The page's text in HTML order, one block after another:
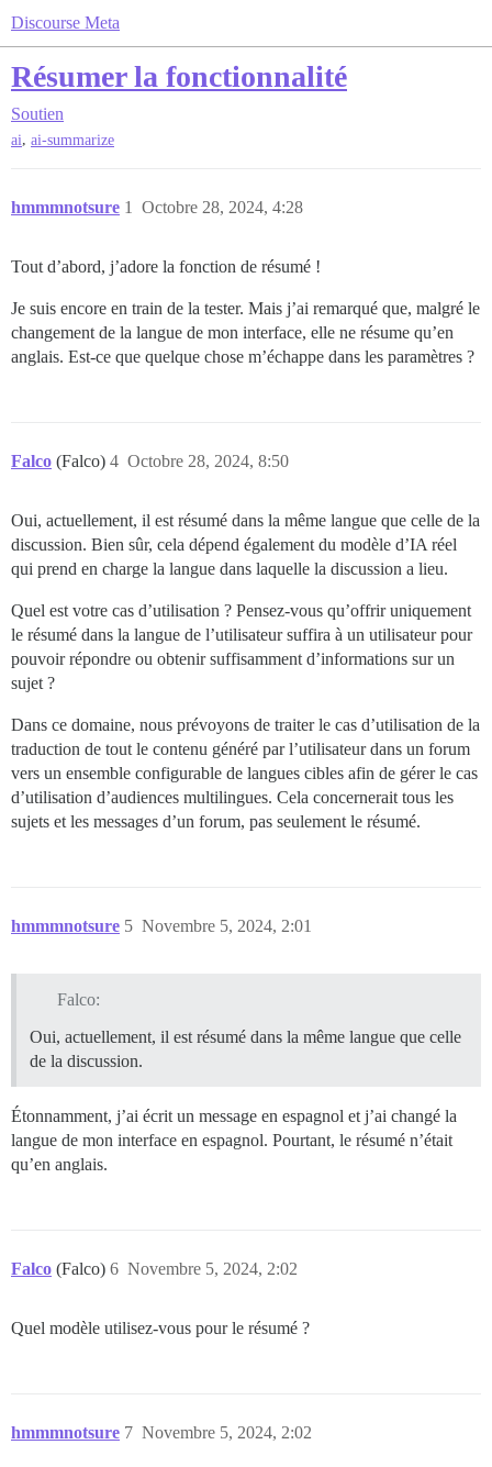
Discourse Meta
Résumer la fonctionnalité
Soutien
ai, ai-summarize
hmmmnotsure Octobre 28, 2024, 4:28
1
Tout d’abord, j’adore la fonction de résumé !
Je suis encore en train de la tester. Mais j’ai remarqué que, malgré le
changement de la langue de mon interface, elle ne résume qu’en
anglais. Est-ce que quelque chose m’échappe dans les paramètres ?
Falco (Falco) Octobre 28, 2024, 8:50
4
Oui, actuellement, il est résumé dans la même langue que celle de la
discussion. Bien sûr, cela dépend également du modèle d’IA réel
qui prend en charge la langue dans laquelle la discussion a lieu.
Quel est votre cas d’utilisation ? Pensez-vous qu’offrir uniquement
le résumé dans la langue de l’utilisateur suffira à un utilisateur pour
pouvoir répondre ou obtenir suffisamment d’informations sur un
sujet ?
Dans ce domaine, nous prévoyons de traiter le cas d’utilisation de la
traduction de tout le contenu généré par l’utilisateur dans un forum
vers un ensemble configurable de langues cibles afin de gérer le cas
d’utilisation d’audiences multilingues. Cela concernerait tous les
sujets et les messages d’un forum, pas seulement le résumé.
hmmmnotsure Novembre 5, 2024, 2:01
5
Falco:
Oui, actuellement, il est résumé dans la même langue que celle
de la discussion.
Étonnamment, j’ai écrit un message en espagnol et j’ai changé la
langue de mon interface en espagnol. Pourtant, le résumé n’était
qu’en anglais.
Falco (Falco) Novembre 5, 2024, 2:02
6
Quel modèle utilisez-vous pour le résumé ?
hmmmnotsure Novembre 5, 2024, 2:02
7